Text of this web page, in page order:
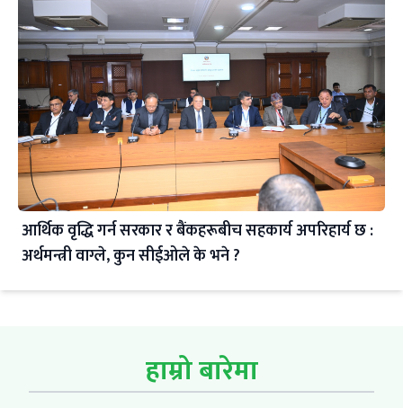
आर्थिक वृद्धि गर्न सरकार र बैंकहरूबीच सहकार्य अपरिहार्य छ :
अर्थमन्त्री वाग्ले, कुन सीईओले के भने ?
हाम्रो बारेमा